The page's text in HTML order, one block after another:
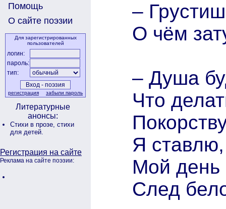
Помощь
О сайте поэзии
Для зарегистрированных
пользователей
логин:
пароль:
тип:
регистрация забыли пароль
Литературные
анонсы:
Стихи в прозе, стихи
для детей.
Регистрация на сайте
Реклама на сайте поэзии:
–
О чём
– Душа
Что
Я ставлю,
Мой день
След